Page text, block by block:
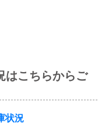
こちらからご
状況